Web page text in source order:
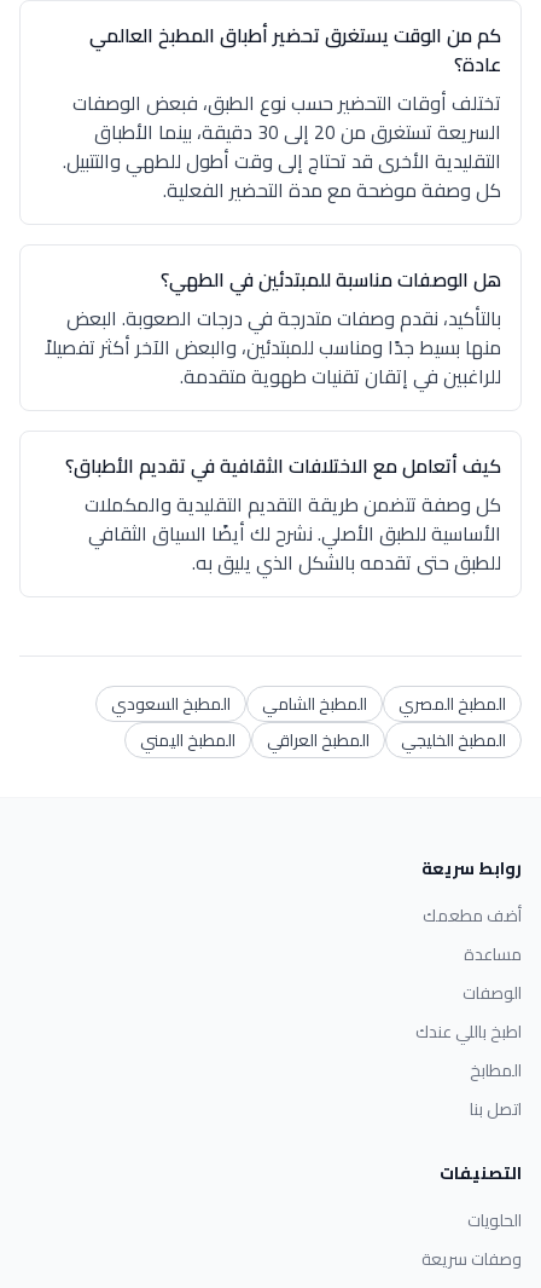
كم من الوقت يستغرق تحضير أطباق المطبخ العالمي
عادة؟
تختلف أوقات التحضير حسب نوع الطبق، فبعض الوصفات
السريعة تستغرق من 20 إلى 30 دقيقة، بينما الأطباق
التقليدية الأخرى قد تحتاج إلى وقت أطول للطهي والتتبيل.
كل وصفة موضحة مع مدة التحضير الفعلية.
هل الوصفات مناسبة للمبتدئين في الطهي؟
بالتأكيد، نقدم وصفات متدرجة في درجات الصعوبة. البعض
منها بسيط جدًا ومناسب للمبتدئين، والبعض الآخر أكثر تفصيلاً
للراغبين في إتقان تقنيات طهوية متقدمة.
كيف أتعامل مع الاختلافات الثقافية في تقديم الأطباق؟
كل وصفة تتضمن طريقة التقديم التقليدية والمكملات
الأساسية للطبق الأصلي. نشرح لك أيضًا السياق الثقافي
للطبق حتى تقدمه بالشكل الذي يليق به.
المطبخ المصري المطبخ الشامي
المطبخ السعودي
المطبخ الخليجي
المطبخ العراقي المطبخ اليمني
روابط سريعة
أضف مطعمك
مساعدة
الوصفات
اطبخ باللي عندك
المطابخ
اتصل بنا
التصنيفات
الحلويات
وصفات سريعة